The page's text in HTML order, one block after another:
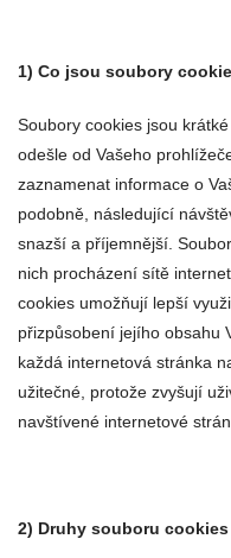
1) Co jsou soubory
Soubory cookies jsou
odešle od Vašeho
zaznamenat informace o
podobně, následující
snazší a příjemnější.
nich procházení sítě
cookies umožňují lepší
přizpůsobení jejího obsahu
každá internetová stránka
užitečné, protože zvyšují
navštívené internetové
2) Druhy souboru cookies